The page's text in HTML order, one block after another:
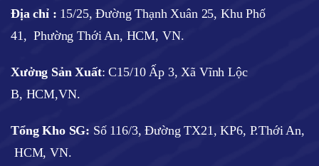
Địa chỉ : 15/25, Đường Thạnh Xuân 25, Khu Phố
41, Phường Thới An, HCM, VN.
Xưởng Sản Xuất: C15/10 Ấp 3, Xã Vĩnh Lộc
B, HCM,VN.
Tổng Kho SG: Số 116/3, Đường TX21, KP6, P.Thới An,
HCM, VN.